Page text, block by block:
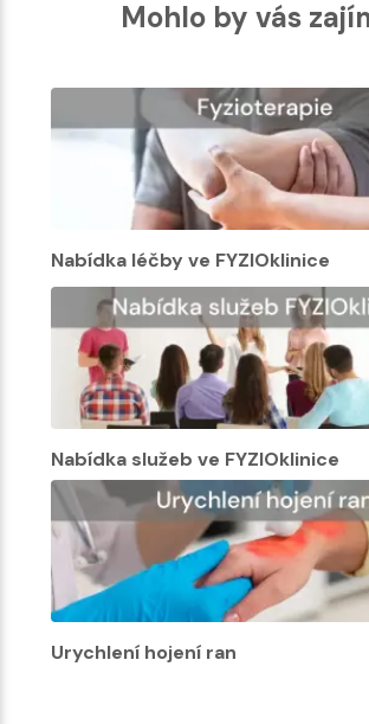
Mohlo by vás
Nabídka léčby ve FYZIOklinice
Nabídka služeb ve FYZIOklinice
Urychlení hojení ran